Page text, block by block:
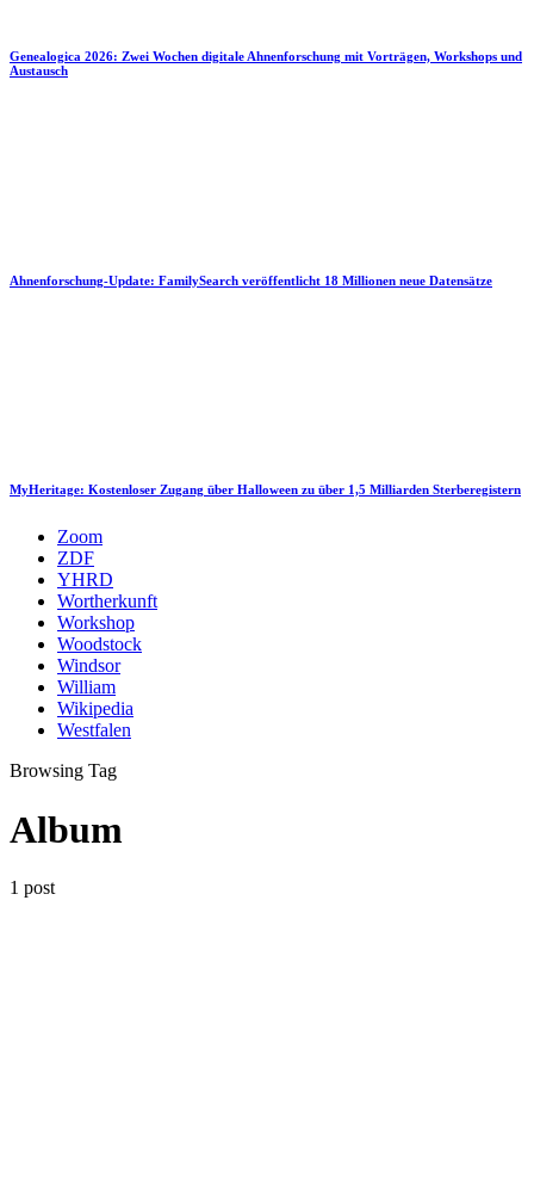
Genealogica 2026: Zwei Wochen digitale Ahnenforschung mit Vorträgen, Workshops und
Austausch
Ahnenforschung-Update: FamilySearch veröffentlicht 18 Millionen neue Datensätze
MyHeritage: Kostenloser Zugang über Halloween zu über 1,5 Milliarden Sterberegistern
Zoom
ZDF
YHRD
Wortherkunft
Workshop
Woodstock
Windsor
William
Wikipedia
Westfalen
Browsing Tag
Album
1 post